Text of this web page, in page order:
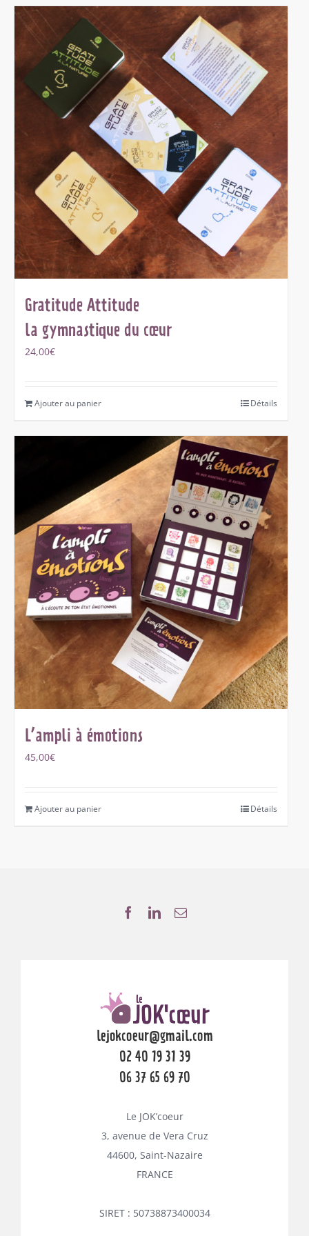
Gratitude Attitude
la gymnastique du cœur
24,00€
Ajouter au panier Détails
L’ampli à émotions
45,00€
Ajouter au panier Détails
lejokcoeur@gmail.com
02 40 19 31 39
06 37 65 69 70
Le JOK’coeur
3, avenue de Vera Cruz
44600, Saint-Nazaire
FRANCE
SIRET : 50738873400034